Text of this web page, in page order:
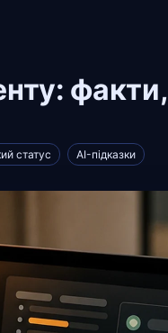
факти,
статус AI-підказки